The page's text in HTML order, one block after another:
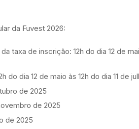
da Fuvest 2026:
taxa de inscrição: 12h do dia 12 de
dia 12 de maio às 12h do dia 11 de
de 2025
de 2025
de 2025